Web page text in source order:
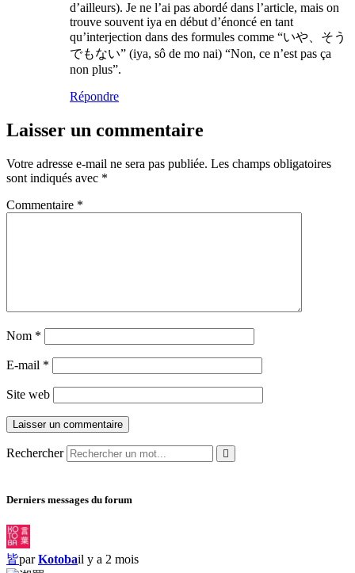
d’ailleurs). Je ne l’ai pas abordé dans l’article, mais on
trouve souvent iya en début d’énoncé en tant
qu’interjection dans des formules comme “いや、そう
でもない” (iya, sô de mo nai) “Non, ce n’est pas ça
non plus”.
Répondre
Laisser un commentaire
Votre adresse e-mail ne sera pas publiée. Les champs obligatoires
sont indiqués avec *
Commentaire *
Nom *
E-mail *
Site web
Rechercher
Derniers messages du forum
皆parKotobail y a 2 mois